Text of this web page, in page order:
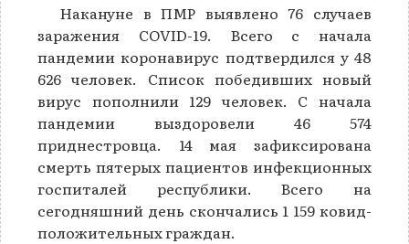
Накануне в ПМР выявлено 76 случаев
заражения COVID-19. Всего с начала
пандемии коронавирус подтвердился у 48
626 человек. Список победивших новый
вирус пополнили 129 человек. С начала
пандемии выздоровели 46 574
приднестровца. 14 мая зафиксирована
смерть пятерых пациентов инфекционных
госпиталей республики. Всего на
сегодняшний день скончались 1 159 ковид-
положительных граждан.